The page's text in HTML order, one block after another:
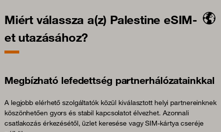
Miért válassza a(z) Palestine eSIM-
et utazásához?
Megbízható lefedettség partnerhálózatainkkal
A legjobb elérhető szolgáltatók közül kiválasztott helyi partnereinknek
köszönhetően gyors és stabil kapcsolatot élvezhet. Azonnali
csatlakozás érkezésétől, üzlet keresése vagy SIM-kártya cseréje